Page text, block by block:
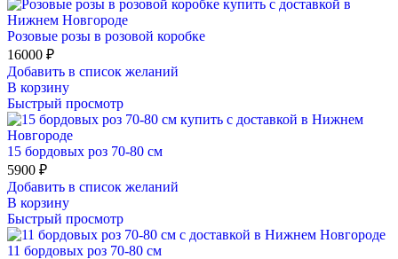
Розовые розы в розовой коробке
16000 ₽
Добавить в список желаний
В корзину
Быстрый просмотр
15 бордовых роз 70-80 см
5900 ₽
Добавить в список желаний
В корзину
Быстрый просмотр
11 бордовых роз 70-80 см